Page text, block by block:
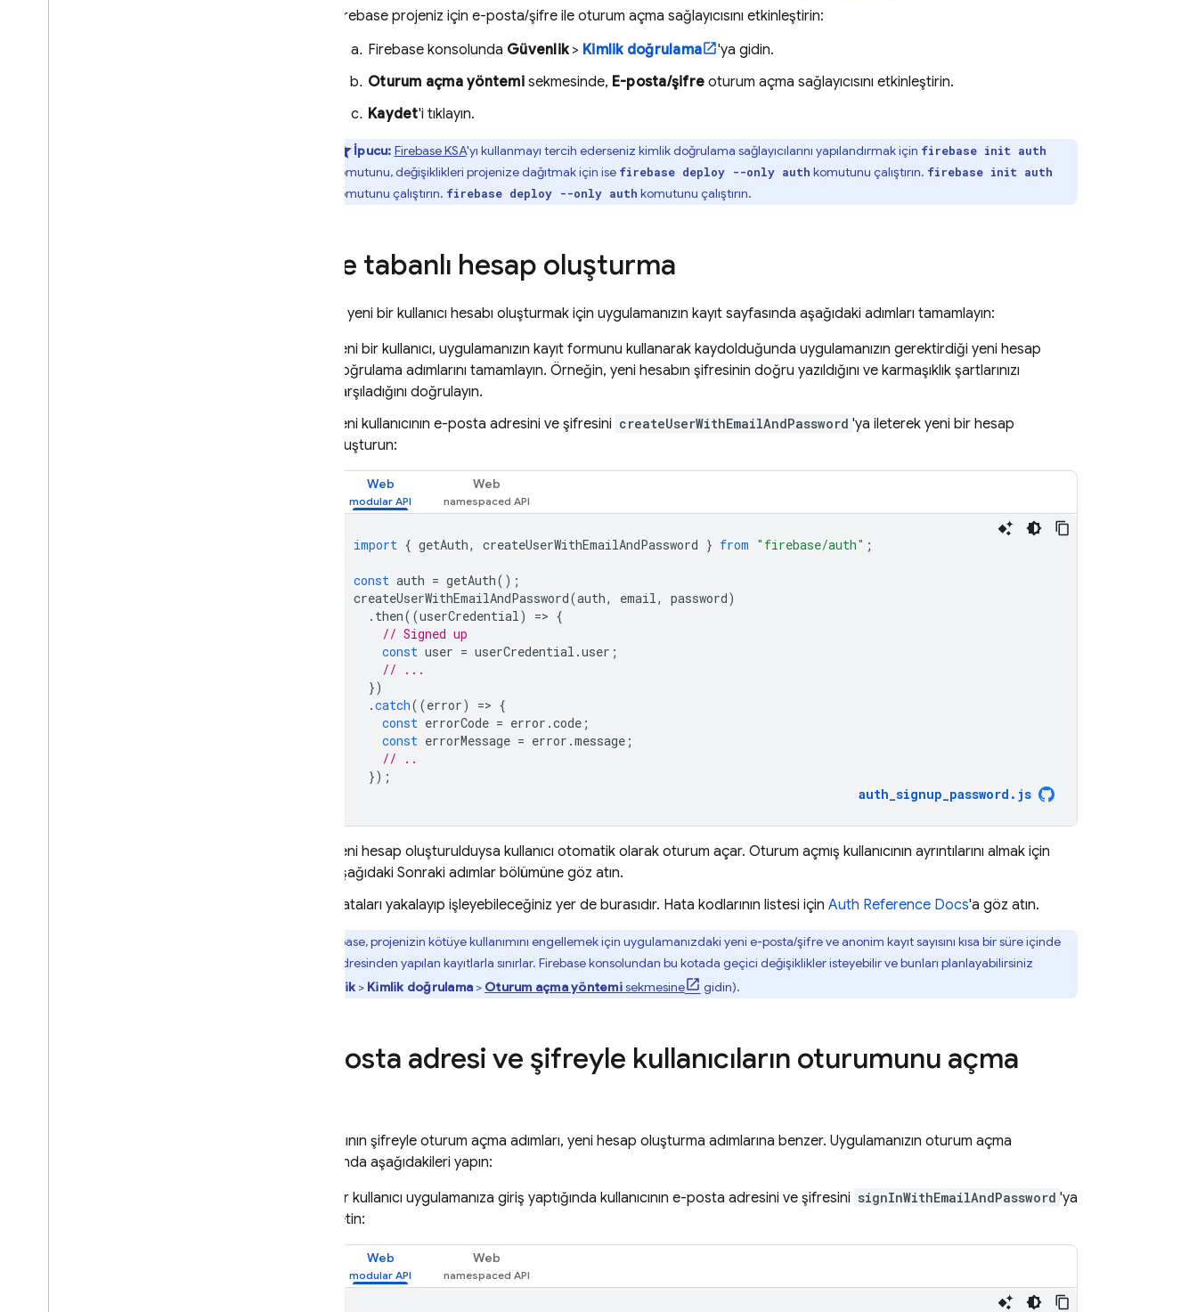
Firebase projeniz için e-posta/şifre ile oturum açma sağlayıcısını etkinleştirin:
Firebase konsolunda Güvenlik> Kimlik doğrulama
'ya gidin.
Oturum açma yöntemisekmesinde, E-posta/şifre oturum açma sağlayıcısını etkinleştirin.
Kaydet'i tıklayın.
İpucu: FirebaseKSA'yı kullanmayı tercih ederseniz kimlik doğrulama sağlayıcılarını yapılandırmak için firebase init auth
komutunu, değişiklikleri projenize dağıtmak için ise firebase deploy --only auth komutunu çalıştırın. firebase init auth
komutunu çalıştırın. firebase deploy --only auth komutunu çalıştırın.
Şifre tabanlı hesap oluşturma
Şifreyle yeni bir kullanıcı hesabı oluşturmak için uygulamanızın kayıt sayfasında aşağıdaki adımları tamamlayın:
Yeni bir kullanıcı, uygulamanızın kayıt formunu kullanarak kaydolduğunda uygulamanızın gerektirdiği yeni hesap
doğrulama adımlarını tamamlayın. Örneğin, yeni hesabın şifresinin doğru yazıldığını ve karmaşıklık şartlarınızı
karşıladığını doğrulayın.
Yeni kullanıcının e-posta adresini ve şifresini createUserWithEmailAndPassword 'ya ileterek yeni bir hesap
oluşturun:
Web Web
import { getAuth, createUserWithEmailAndPassword } from "firebase/auth" ;
const auth = getAuth();
createUserWithEmailAndPassword(auth, email, password)
. then((userCredential) => {
// Signed up
const user = userCredential .user ;
// ...
})
.catch((error) => {
const errorCode = error .code ;
const errorMessage = error .message ;
// ..
});
auth_signup_password . js
Yeni hesap oluşturulduysa kullanıcı otomatik olarak oturum açar. Oturum açmış kullanıcının ayrıntılarını almak için
aşağıdaki Sonraki adımlar bölümüne göz atın.
Hataları yakalayıp işleyebileceğiniz yer de burasıdır. Hata kodlarının listesi için Auth Reference Docs'a göz atın.
Firebase, projenizin kötüye kullanımını engellemek için uygulamanızdaki yeni e-posta/şifre ve anonim kayıt sayısını kısa bir süre içinde
aynı IP adresinden yapılan kayıtlarla sınırlar. Firebasekonsolundan bu kotada geçici değişiklikler isteyebilir ve bunları planlayabilirsiniz
Güvenlik > Kimlik doğrulama > Oturum açma yöntemisekmesine gidin).
E-posta adresi ve şifreyle kullanıcıların oturumunu açma
Kullanıcının şifreyle oturum açma adımları, yeni hesap oluşturma adımlarına benzer. Uygulamanızın oturum açma
sayfasında aşağıdakileri yapın:
Bir kullanıcı uygulamanıza giriş yaptığında kullanıcının e-posta adresini ve şifresini signInWithEmailAndPassword 'ya
iletin:
Web Web